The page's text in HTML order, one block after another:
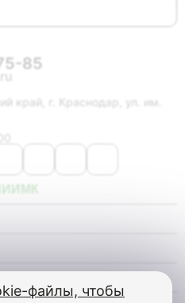
85
край, г. Краснодар, ул. им.
бюджетное научное
файлы, чтобы